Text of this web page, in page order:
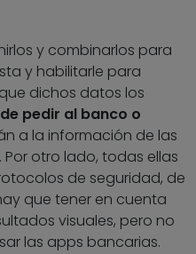
y combinarlos para
y habilitarle para
dichos datos los
pedir al banco o
a la información de las
otro lado, todas ellas
de seguridad, de
que tener en cuenta
visuales, pero no
las apps bancarias.